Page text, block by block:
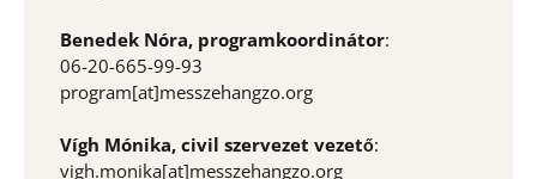
Benedek Nóra, programkoordinátor:
06-20-665-99-93
program[at]messzehangzo.org
Vígh Mónika, civil szervezet vezető:
vigh.monika[at]messzehangzo.org